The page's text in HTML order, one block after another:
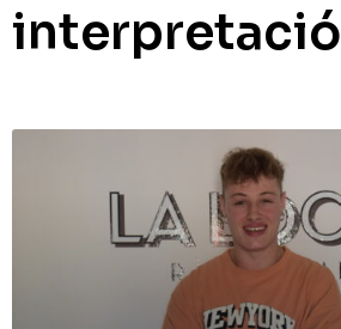
interpretació